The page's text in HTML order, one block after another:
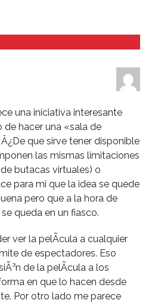
una iniciativa interesante
hacer una «sala de
que sirve tener disponible
las mismas limitaciones
butacas virtuales) o
para mi que la idea se quede
pero que a la hora de
queda en un fiasco.
ver la pelÃ­cula a cualquier
de espectadores. Eso
de la pelÃ­cula a los
en que lo hacen desde
Por otro lado me parece